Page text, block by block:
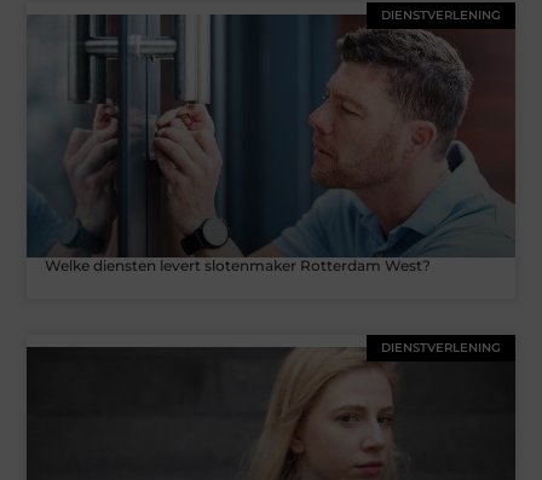
DIENSTVERLENING
Welke diensten levert slotenmaker Rotterdam West?
DIENSTVERLENING